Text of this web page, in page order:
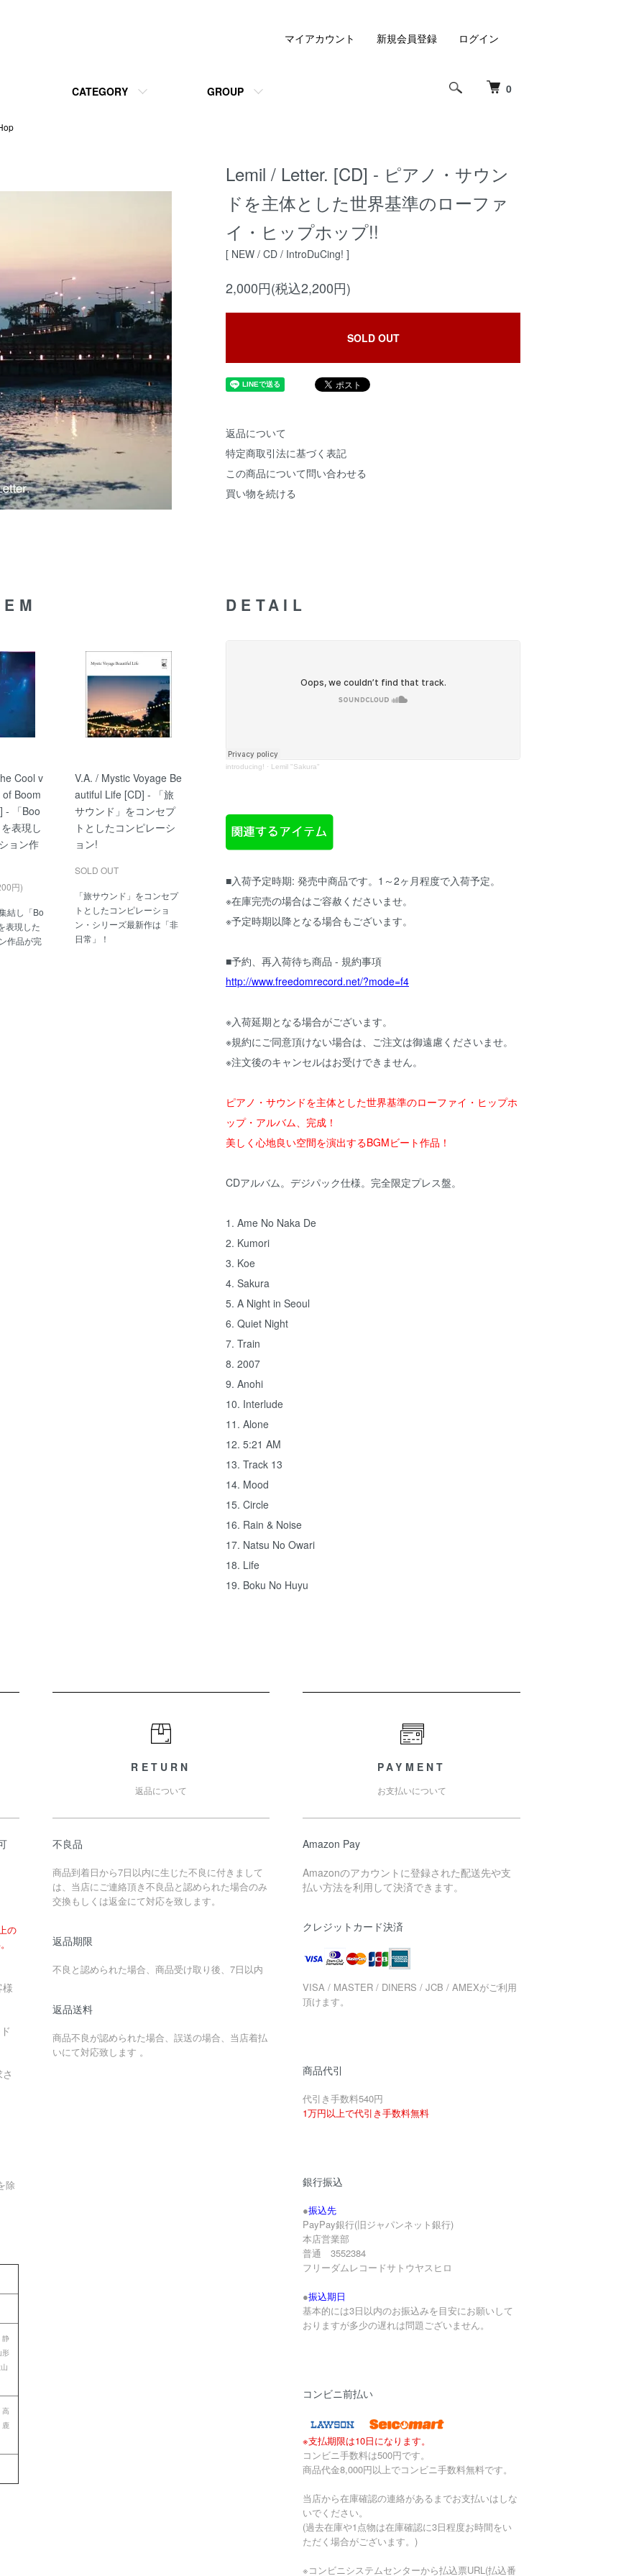
0
CATEGORY GROUP
マイアカウント 新規会員登録 ログイン
Lemil / Letter. [CD] - ピアノ・サウン
ドを主体とした世界基準のローファ
イ・ヒップホップ!!
[ NEW / CD / IntroDuCing! ]
2,000円(税込2,200円)
SOLD OUT
返品について
特定商取引法に基づく表記
この商品について問い合わせる
買い物を続ける
DETAIL
introducing! · Lemil "Sakura"
■入荷予定時期: 発売中商品です。1～2ヶ月程度で入荷予定。
※在庫完売の場合はご容赦くださいませ。
※予定時期以降となる場合もございます。
■予約、再入荷待ち商品 - 規約事項
http://www.freedomrecord.net/?mode=f4
※入荷延期となる場合がございます。
※規約にご同意頂けない場合は、ご注文は御遠慮くださいませ。
※注文後のキャンセルはお受けできません。
ピアノ・サウンドを主体とした世界基準のローファイ・ヒップホ
ップ・アルバム、完成！
美しく心地良い空間を演出するBGMビート作品！
CDアルバム。デジパック仕様。完全限定プレス盤。
1. Ame No Naka De
2. Kumori
3. Koe
4. Sakura
5. A Night in Seoul
6. Quiet Night
7. Train
8. 2007
9. Anohi
10. Interlude
11. Alone
12. 5:21 AM
13. Track 13
14. Mood
15. Circle
16. Rain & Noise
17. Natsu No Owari
18. Life
19. Boku No Huyu
Cool v
Boom
- 「Boo
表現し
ョン作
円)
結し「Bo
表現した
作品が完
V.A. / Mystic Voyage Be
autiful Life [CD] - 「旅
サウンド」をコンセプ
トとしたコンピレーシ
ョン!
SOLD OUT
「旅サウンド」をコンセプ
トとしたコンピレーショ
ン・シリーズ最新作は「非
日常」！
の
除
静
鹿
RETURN
返品について
不良品
商品到着日から7日以内に生じた不良に付きまして
は、当店にご連絡頂き不良品と認められた場合のみ
交換もしくは返金にて対応を致します。
返品期限
不良と認められた場合、商品受け取り後、7日以内
返品送料
商品不良が認められた場合、誤送の場合、当店着払
いにて対応致します 。
PAYMENT
お支払いについて
Amazon Pay
Amazonのアカウントに登録された配送先や支
払い方法を利用して決済できます。
クレジットカード決済
VISA / MASTER / DINERS / JCB / AMEXがご利用
頂けます。
商品代引
代引き手数料540円
1万円以上で代引き手数料無料
銀行振込
●振込先
PayPay銀行(旧ジャパンネット銀行)
本店営業部
普通 3552384
フリーダムレコードサトウヤスヒロ
●振込期日
基本的には3日以内のお振込みを目安にお願いして
おりますが多少の遅れは問題ございません。
コンビニ前払い
※支払期限は10日になります。
コンビニ手数料は500円です。
商品代金8,000円以上でコンビニ手数料無料です。
当店から在庫確認の連絡があるまでお支払いはしな
いでください。
(過去在庫や1点物は在庫確認に3日程度お時間をい
ただく場合がございます。)
※コンビニシステムセンターから払込票URL(払込番